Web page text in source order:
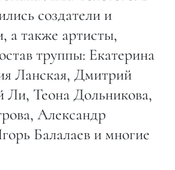
создатели и
а также артисты,
труппы: Екатерина
Ланская, Дмитрий
Ли, Теона Дольникова,
Александр
Балалаев и многие